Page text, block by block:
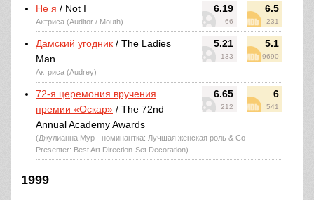
6.19
66
6.5
231
Не я / Not I
Актриса (Auditor / Mouth)
5.21
133
5.1
9690
Дамский угодник / The Ladies
Man
Актриса (Audrey)
6.65
212
6
541
72-я церемония вручения
премии «Оскар» / The 72nd
Annual Academy Awards
(Джулианна Мур - номинантка: Лучшая женская роль & Co-
Presenter: Best Art Direction-Set Decoration)
1999